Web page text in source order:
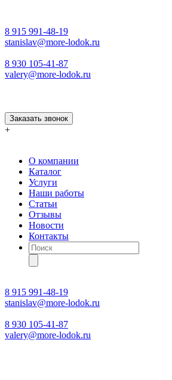
8 915 991-48-19
stanislav@more-lodok.ru
8 930 105-41-87
valery@more-lodok.ru
Заказать звонок
+
О компании
Каталог
Услуги
Наши работы
Статьи
Отзывы
Новости
Контакты
Поиск
товаров
8 915 991-48-19
stanislav@more-lodok.ru
8 930 105-41-87
valery@more-lodok.ru